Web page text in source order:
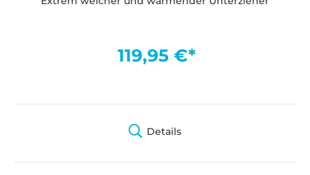
119,95 €*
Details